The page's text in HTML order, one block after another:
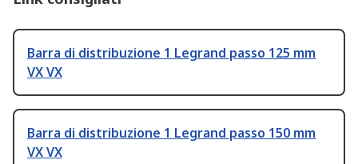
Barra di distribuzione 1 Legrand passo 125 mm
VX VX
Barra di distribuzione 1 Legrand passo 150 mm
VX VX